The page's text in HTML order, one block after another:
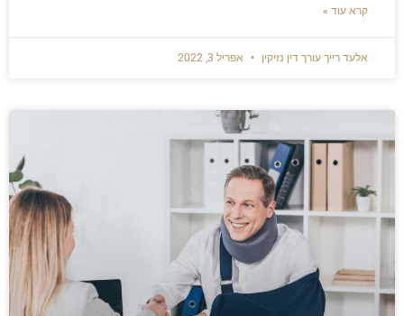
קרא עוד »
אלעד רייך עורך דין נזיקין אפריל 3, 2022